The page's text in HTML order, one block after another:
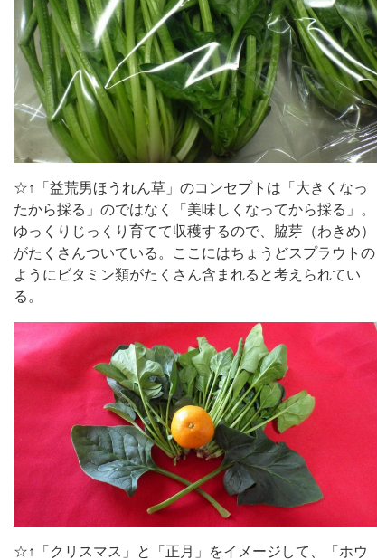
☆↑「益荒男ほうれん草」のコンセプトは「大きくなっ
たから採る」のではなく「美味しくなってから採る」。
ゆっくりじっくり育てて収穫するので、脇芽（わきめ）
がたくさんついている。ここにはちょうどスプラウトの
ようにビタミン類がたくさん含まれると考えられてい
る。
☆↑「クリスマス」と「正月」をイメージして、「ホウ